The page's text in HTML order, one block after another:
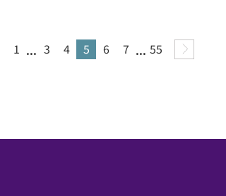
1 ... 3 4 5 6 7 ... 55